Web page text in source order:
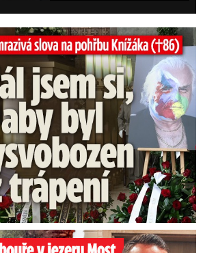
na pohřbu Knížáka: Přál jsem si...
Zemřel táta Dominik (†28)